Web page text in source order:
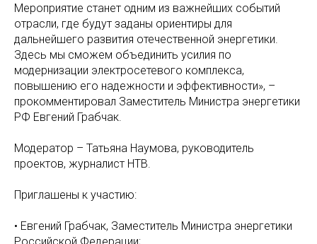
Мероприятие станет одним из важнейших событий
отрасли, где будут заданы ориентиры для
дальнейшего развития отечественной энергетики.
Здесь мы сможем объединить усилия по
модернизации электросетевого комплекса,
повышению его надежности и эффективности», –
прокомментировал Заместитель Министра энергетики
РФ Евгений Грабчак.
Модератор – Татьяна Наумова, руководитель
проектов, журналист НТВ.
Приглашены к участию:
• Евгений Грабчак, Заместитель Министра энергетики